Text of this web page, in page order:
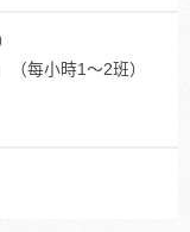
（每小時1～2班）